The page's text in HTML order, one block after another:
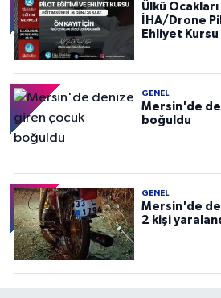
Ülkü
İHA/Drone
Ehliyet Kursu
GENEL
Mersin'de
boğuldu
GENEL
Mersin'de
2 kişi